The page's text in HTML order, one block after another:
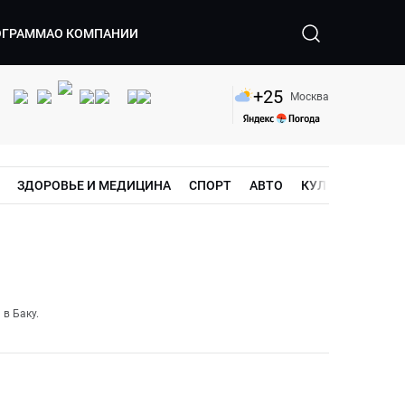
О КОМПАНИИ
+25 Москва
ЗДОРОВЬЕ И МЕДИЦИНА СПОРТ АВТО КУЛЬТУРА
Баку.